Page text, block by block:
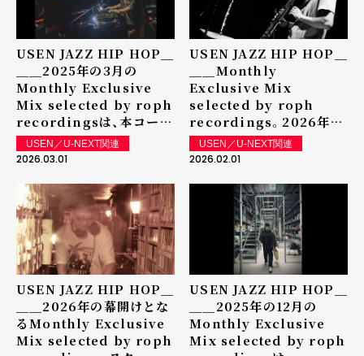
USEN JAZZ HIP HOP＿
＿＿2025年の3月の
Monthly Exclusive
Mix selected by roph
recordingsは、本コーナ
ーのディレクターでもあり
roph recordingsのレ
めるKoizumi Takumi
によるExclusive Mixを
放送中
USEN／U-NEXT関連
2026.03.01
USEN JAZZ HIP HOP＿
＿＿Monthly
Exclusive Mix
selected by roph
recordings。2026年2
月はroph recordings
を代表するアーティストで
クスプレイヤー／プロデュ
ーサーのUyama Hiroto
によるExclusive Mixを
USEN／U-NEXT関連
2026.02.01
USEN JAZZ HIP HOP＿
＿＿2026年の幕開けとな
るMonthly Exclusive
Mix selected by roph
USEN JAZZ HIP HOP＿
＿＿2025年の12月の
Monthly Exclusive
Mix selected by roph